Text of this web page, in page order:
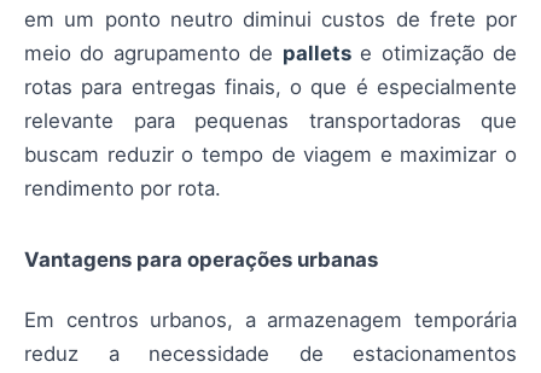
em um ponto neutro diminui custos de frete por
meio do agrupamento de palletse otimização de
rotas para entregas finais, o que é especialmente
relevante para pequenas transportadoras que
buscam reduzir o tempo de viagem e maximizar o
rendimento por rota.
Vantagens para operações urbanas
Em centros urbanos, a armazenagem temporária
reduz a necessidade de estacionamentos